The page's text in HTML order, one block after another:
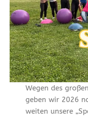
Wegen des
geben wir 2026
weiten unsere